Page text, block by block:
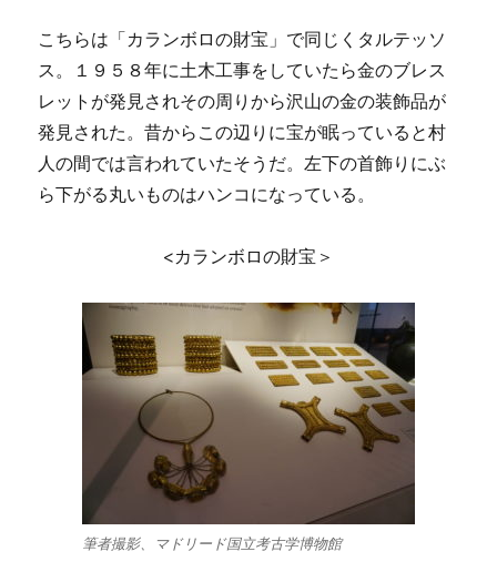
こちらは「カランボロの財宝」で同じくタルテッソ
ス。１９５８年に土木工事をしていたら金のブレス
レットが発見されその周りから沢山の金の装飾品が
発見された。昔からこの辺りに宝が眠っていると村
人の間では言われていたそうだ。左下の首飾りにぶ
ら下がる丸いものはハンコになっている。
<カランボロの財宝＞
筆者撮影、マドリード国立考古学博物館